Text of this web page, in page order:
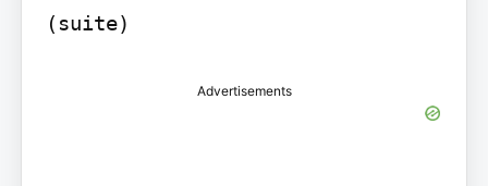
(suite)
Advertisements